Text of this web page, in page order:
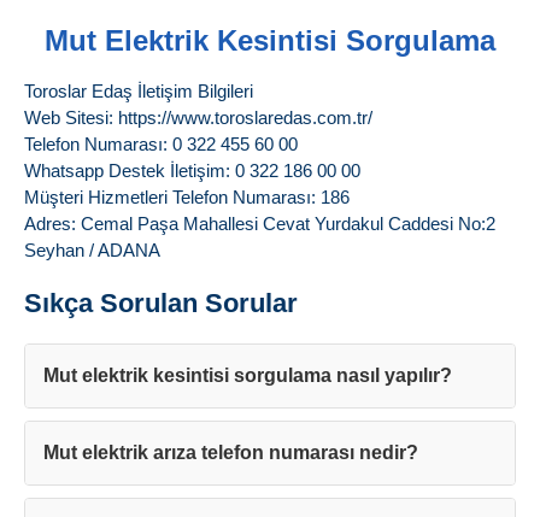
Mut Elektrik Kesintisi Sorgulama
Toroslar Edaş İletişim Bilgileri
Web Sitesi: https://www.toroslaredas.com.tr/
Telefon Numarası: 0 322 455 60 00
Whatsapp Destek İletişim: 0 322 186 00 00
Müşteri Hizmetleri Telefon Numarası: 186
Adres: Cemal Paşa Mahallesi Cevat Yurdakul Caddesi No:2
Seyhan / ADANA
Sıkça Sorulan Sorular
Mut elektrik kesintisi sorgulama nasıl yapılır?
Mut elektrik arıza telefon numarası nedir?